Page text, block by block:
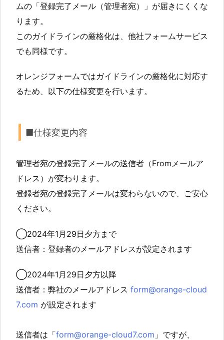
ムの「登録完了メール（管理者宛）」が届きにくくな
ります。
このガイドラインの厳格化は、他社フォームサービス
でも同様です。
オレンジフォームではガイドラインの厳格化に対応す
るため、以下の仕様変更を行います。
■仕様変更内容
管理者宛の登録完了メールの送信者（Fromメールア
ドレス）が変わります。
登録者宛の登録完了メールは変わらないので、ご安心
ください。
◯2024年1月29日夕方まで
送信者：登録者のメールアドレスが設定されます
◯2024年1月29日夕方以降
送信者：弊社のメールアドレス form@orange-cloud
7.com が設定されます
送信者は「form@orange-cloud7.com 」ですが、